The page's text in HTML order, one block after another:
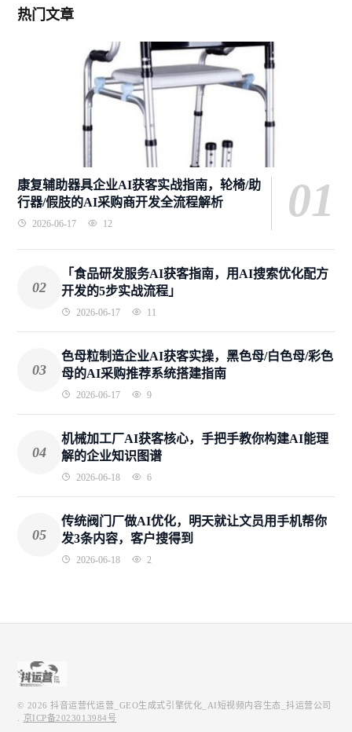
热门文章
康复辅助器具企业AI获客实战指南，轮椅/助
行器/假肢的AI采购商开发全流程解析
2026-06-17 12 01
02
「食品研发服务AI获客指南，用AI搜索优化配方
开发的5步实战流程」
2026-06-17 11
03
色母粒制造企业AI获客实操，黑色母/白色母/彩色
母的AI采购推荐系统搭建指南
2026-06-17 9
04
机械加工厂AI获客核心，手把手教你构建AI能理
解的企业知识图谱
2026-06-18 6
05
传统阀门厂做AI优化，明天就让文员用手机帮你
发3条内容，客户搜得到
2026-06-18 2
© 2026抖音运营代运营_GEO生成式引擎优化_AI短视频内容生态_抖运营公司
京ICP备2023013984号